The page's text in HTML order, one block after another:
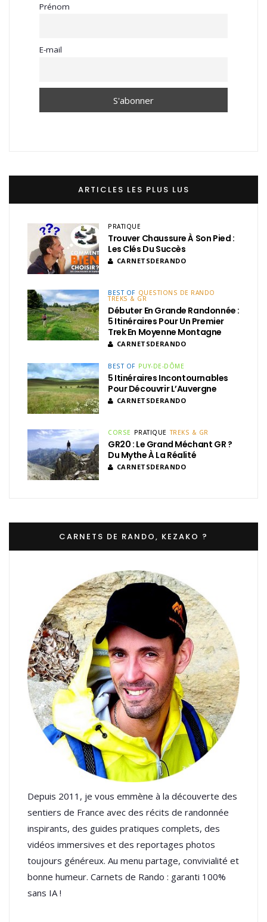
Prénom
E-mail
ARTICLES LES PLUS LUS
PRATIQUE
Trouver Chaussure À Son Pied :
Les Clés Du Succès
CARNETSDERANDO
BEST OF QUESTIONS DE RANDO
TREKS & GR
Débuter En Grande Randonnée :
5 Itinéraires Pour Un Premier
Trek En Moyenne Montagne
CARNETSDERANDO
BEST OF PUY-DE-DÔME
5 Itinéraires Incontournables
Pour Découvrir L’Auvergne
CARNETSDERANDO
CORSE PRATIQUE TREKS & GR
GR20 : Le Grand Méchant GR ?
Du Mythe À La Réalité
CARNETSDERANDO
CARNETS DE RANDO, KEZAKO ?
Depuis 2011, je vous emmène à la découverte des
sentiers de France avec des récits de randonnée
inspirants, des guides pratiques complets, des
vidéos immersives et des reportages photos
toujours généreux. Au menu partage, convivialité et
bonne humeur. Carnets de Rando : garanti 100%
sans IA !